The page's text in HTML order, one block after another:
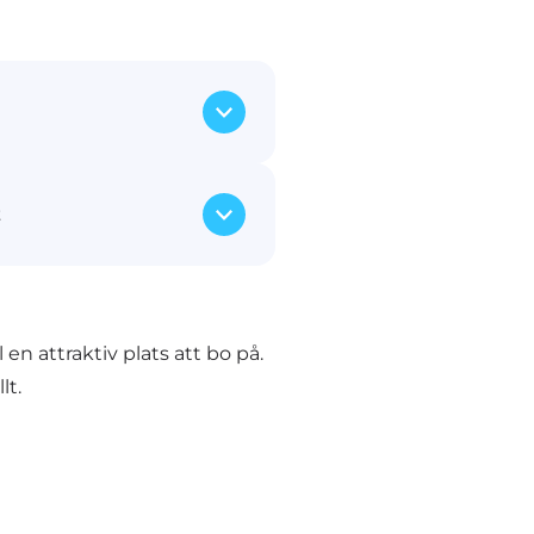
säkra flyttfordon
och tillhörigheter
och större möbler,
attraktiv plats att bo på.